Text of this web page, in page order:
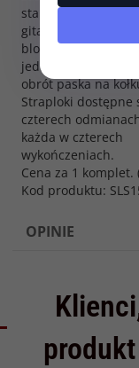
standardowe kołki
gitarze. Oba
blokują się,
jednocześnie
obrót paska na
Straploki dostępne
czterech
każda w czterech
wykończeniach.
Cena za 1 komplet.
Kod produktu:
OPINIE